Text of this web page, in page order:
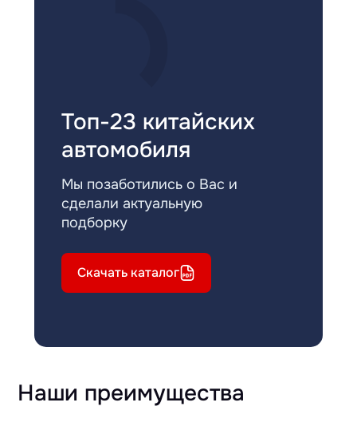
Топ-23 китайских
автомобиля
Мы позаботились о Вас и
сделали актуальную
подборку
Скачать каталог
Наши преимущества